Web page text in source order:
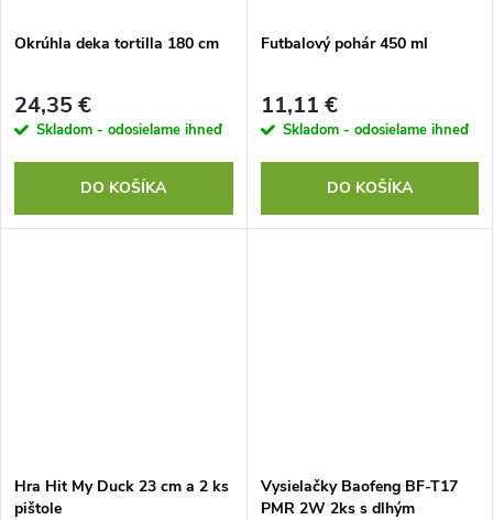
o
v
o
v
Okrúhla deka tortilla 180 cm
24,35 €
Skladom - odosielame ihneď
DO KOŠÍKA
Futbalový pohár 450 ml
11,11 €
Skladom - odosielame ihneď
DO KOŠÍKA
Hra Hit My Duck 23 cm a 2 ks
pištole
Vysielačky Baofeng BF-T17
PMR 2W 2ks s dlhým